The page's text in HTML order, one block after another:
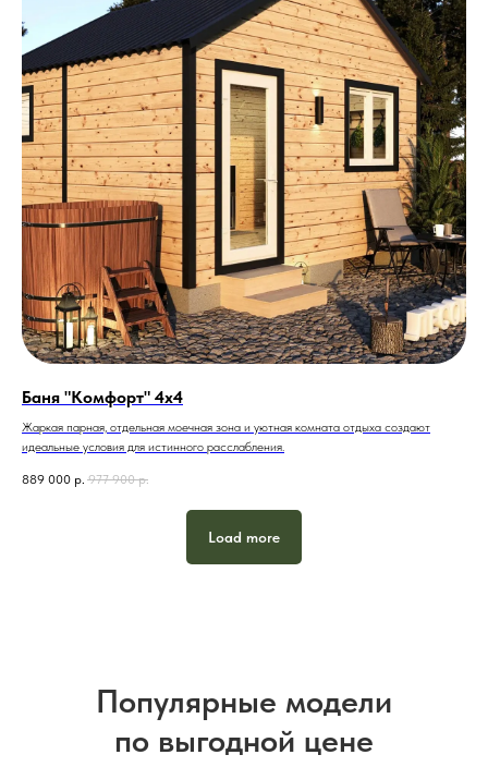
Баня "Комфорт" 4х4
Жаркая парная, отдельная моечная зона и уютная комната отдыха создают
идеальные условия для истинного расслабления.
889 000 р. 977 900 р.
Load more
Популярные модели
по выгодной цене